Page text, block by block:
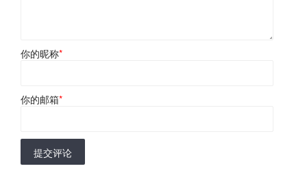
你的昵称*
你的邮箱*
提交评论